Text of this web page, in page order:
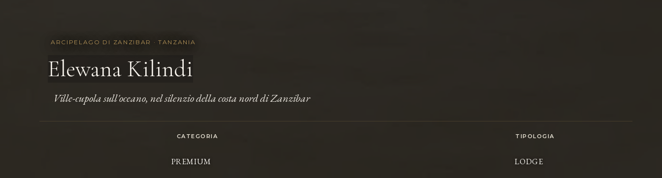
ARCIPELAGO DI ZANZIBAR · TANZANIA
Elewana Kilindi
. Ville-cupola sull'oceano, nel silenzio della costa nord di Zanzibar
CATEGORIA
PREMIUM
TIPOLOGIA
LODGE